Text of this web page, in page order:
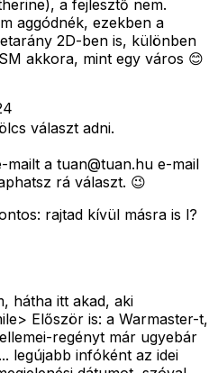
a fejlesztő nem.
aggódnék, ezekben a
2D-ben is, különben
akkora, mint egy város 😊
választ adni.
mailt a tuan@tuan.hu e-mail
rá választ. 😉
rajtad kívül másra is l?
hátha itt akad, aki
Először is: a Warmaster-t,
regényt már ugyebár
legújabb infóként az idei